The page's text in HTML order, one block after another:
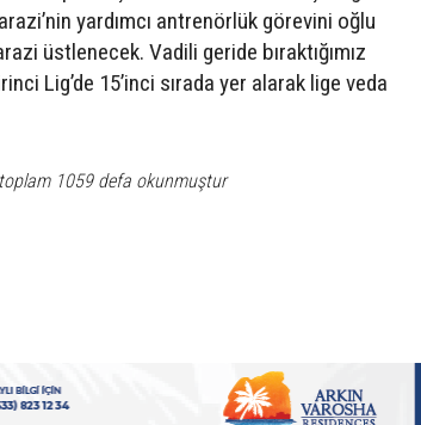
yardımcı antrenörlük görevini oğlu
üstlenecek. Vadili geride bıraktığımız
Lig’de 15’inci sırada yer alarak lige veda
1059 defa okunmuştur